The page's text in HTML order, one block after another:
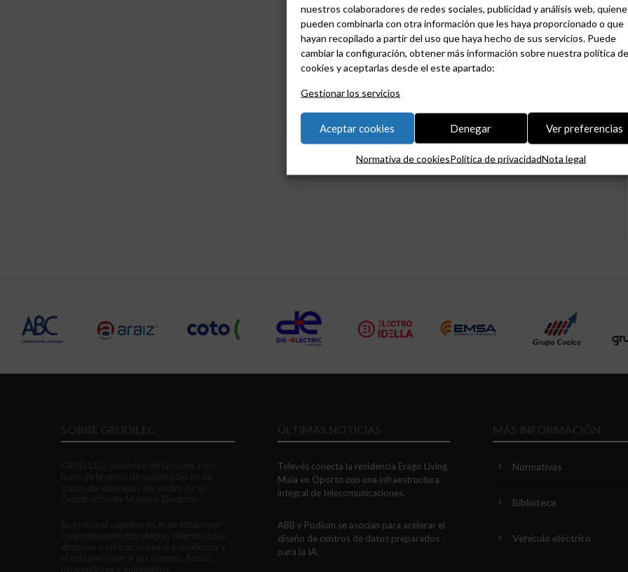
nuestros colaboradores de redes sociales, publicidad y análisis web,
pueden combinarla con otra información que les haya proporcionado o que
hayan recopilado a partir del uso que haya hecho de sus servicios. Puede
cambiar la configuración, obtener más información sobre nuestra política de
cookies y aceptarlas desde el este apartado:
Gestionar los servicios
Aceptar cookies Denegar Ver preferencias
Normativa de cookiesPolítica de privacidadNota legal
Televés conecta la residencia Erago Living
Maia en Oporto con una infraestructura
integral de telecomunicaciones.
ABB y Podium se asocian para acelerar el
diseño de centros de datos preparados
para la IA.
Normativas
Biblioteca
Vehículo eléctrico